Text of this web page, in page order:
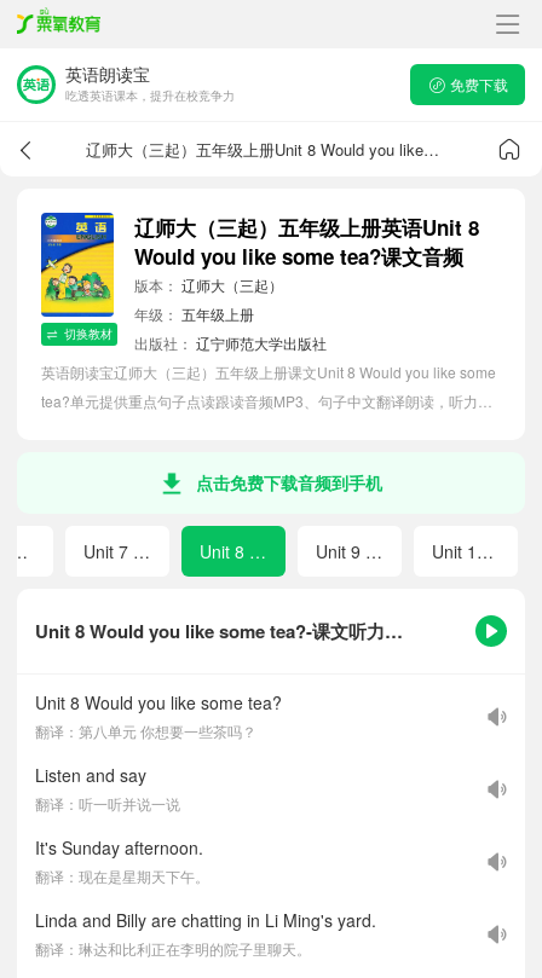
英语朗读宝
吃透英语课本，提升在校竞争力
免费下载
辽师大（三起）五年级上册Unit 8 Would you like some tea?课文音频
切换教材
辽师大（三起）五年级上册英语Unit 8
Would you like some tea?课文音频
版本： 辽师大（三起）
年级： 五年级上册
出版社： 辽宁师范大学出版社
英语朗读宝辽师大（三起）五年级上册课文Unit 8 Would you like some
tea?单元提供重点句子点读跟读音频MP3、句子中文翻译朗读，听力磨
点击免费下载音频到手机
Unit 8 Would you like some tea?-课文听力音频
Unit 8 Would you like some tea?
翻译：第八单元 你想要一些茶吗？
Listen and say
翻译：听一听并说一说
It's Sunday afternoon.
翻译：现在是星期天下午。
Linda and Billy are chatting in Li Ming's yard.
翻译：琳达和比利正在李明的院子里聊天。
Review 1 Unit 7 What would you like? Unit 8 Would you like some tea? Unit 9 What's the weather like today? Unit 10 Is it sunny today?